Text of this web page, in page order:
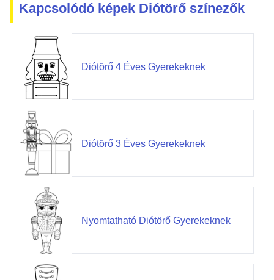
Kapcsolódó képek Diótörő színezők
Diótörő 4 Éves Gyerekeknek
Diótörő 3 Éves Gyerekeknek
Nyomtatható Diótörő Gyerekeknek